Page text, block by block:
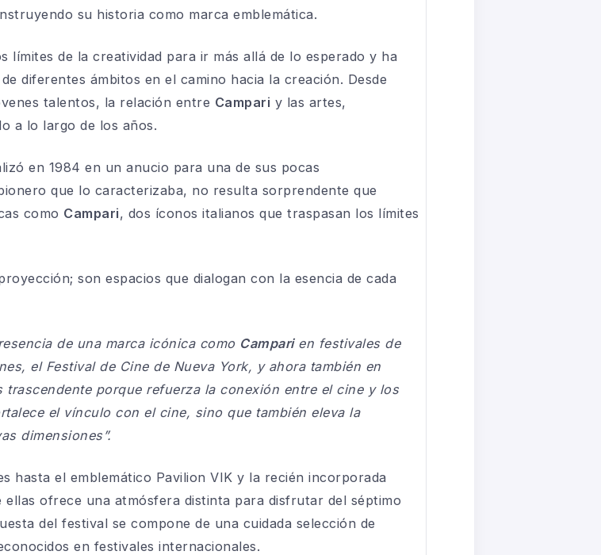
su historia como marca emblemática.
límites de la creatividad para ir más allá de lo esperado y ha
diferentes ámbitos en el camino hacia la creación. Desde
talentos, la relación entre Campari y las artes,
a lo largo de los años.
en 1984 en un anucio para una de sus pocas
que lo caracterizaba, no resulta sorprendente que
como Campari, dos íconos italianos que traspasan los límites
son espacios que dialogan con la esencia de cada
de una marca icónica como Camparien festivales de
el Festival de Cine de Nueva York, y ahora también en
trascendente porque refuerza la conexión entre el cine y los
el vínculo con el cine, sino que también eleva la
dimensiones”.
hasta el emblemático Pavilion VIK y la recién incorporada
ellas ofrece una atmósfera distinta para disfrutar del séptimo
del festival se compone de una cuidada selección de
en festivales internacionales.